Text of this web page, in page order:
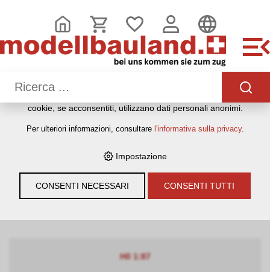
ZUBEHÖR › PIKO
Filter
H0 1:87
QUESTO SITO WEB UTILIZZA I COOKIE
Sul nostro sito web utilizziamo diversi cookie: alcuni sono
necessari per il corretto funzionamento del sito, altri
consentono di utilizzare più funzionalità, altri ancora ci
aiutano a comprendere meglio i nostri utenti. Ci aiutano
cookie, se acconsentiti, utilizzano dati personali anonimi.
Per ulteriori informazioni, consultare l'informativa sulla privacy.
Impostazione
CONSENTI NECESSARI CONSENTI TUTTI